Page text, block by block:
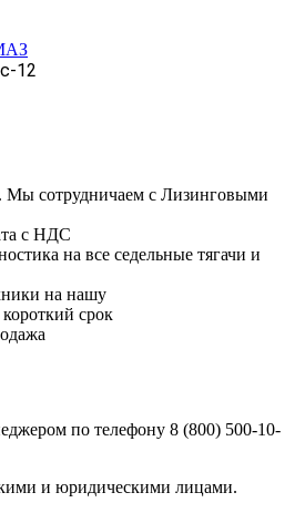
12
Мы сотрудничаем с Лизинговыми
с НДС
на все седельные тягачи и
на нашу
срок
по телефону 8 (800) 500-10-
и юридическими лицами.